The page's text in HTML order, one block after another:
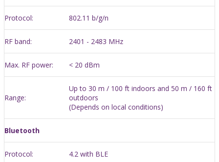
Protocol: 802.11 b/g/n
RF band: 2401 - 2483 МHz
Max. RF power: < 20 dBm
Range:
Up to 30 m / 100 ft indoors and 50 m / 160 ft
outdoors
(Depends on local conditions)
Bluetooth
Protocol: 4.2 with BLE